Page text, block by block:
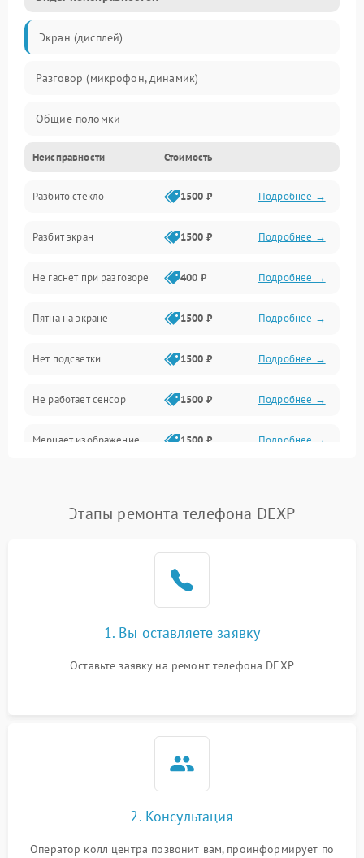
Экран (дисплей)
Разговор (микрофон, динамик)
Общие поломки
Проблемы связи
Камеры
Проблемы с дисплеем и сенсором
Зарядка
Проблемы с питанием, зарядкой и аккумулятором
Проблемы с работой системы, корпусом и другие
Неисправности Стоимость
Разбито стекло 1500 ₽ Подробнее →
Разбит экран 1500 ₽ Подробнее →
Не гаснет при разговоре 400 ₽ Подробнее →
Пятна на экране 1500 ₽ Подробнее →
Нет подсветки 1500 ₽ Подробнее →
Не работает сенсор 1500 ₽ Подробнее →
Мерцает изображение 1500 ₽ Подробнее →
Не работает Face ID 4000 ₽ Подробнее →
Этапы ремонта телефона DEXP
1. Вы оставляете заявку
Оставьте заявку на ремонт телефона DEXP
2. Консультация
Оператор колл центра позвонит вам, проинформирует по